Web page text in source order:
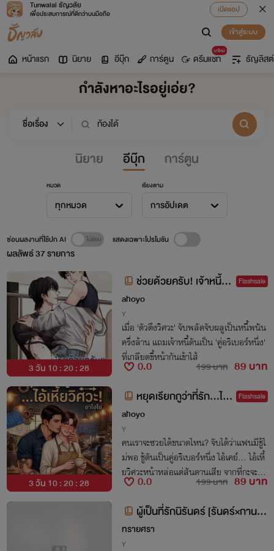
Tunwalai ธัญวลัย
เพื่อประสบการณ์ที่ดีกว่าบนมือถือ
เปิดแอป
เข้าสู่ระบบ
หน้าแรก นิยาย อีบุ๊ก การ์ตูน
มาใหม่
ดรีมแชท ธัญลิสต์
กำลังหาอะไรอยู่เอ่ย?
นิยาย อีบุ๊ก การ์ตูน
หมวด
ทุกหมวด
เรียงตาม
การอัปเดต
ผลลัพธ์37รายการ
ซ่อนผลงานที่ใช้ปก AI แสดงเฉพาะโปรโมชัน
3 วัน 10 : 20 : 27
ช่วยด้วยครับ! เจ้าหนี้บัง
คับให้ผมมาเป็นแฟน | 18+
Flashsale
ahoyo
Y
เมื่อ 'ตัวตึงวิศวะ' จับพลัดจับผลูเป็นหนี้พนัน
ครึ่งล้าน แถมเจ้าหนี้ดันเป็น 'คู่อริเบอร์หนึ่ง'
ที่เกลียดขี้หน้ากันเข้าไส้
0.0 199 บาท 89 บาท
3 วัน 10 : 20 : 27
หยุดเรียกกูว่าที่รัก...ไอ้เ
หี้ยวิศวะ! (Mpreg) 18+
Flashsale
ahoyo
Y
คนเราจะซวยได้ขนาดไหน? จับได้ว่าแฟนมีชู้ไ
ม่พอ ชู้ดันเป็นคู่อริเบอร์หนึ่ง ไอ้เคย์... ไอ้เหี้
ยวิศวะหน้าหล่อแต่สันดานเสีย จากที่กะจะไป
แก้แค้นให้สาสม ไปๆ มาๆ ไหงผมถึงพลาด
ท้องกับมันซะงั้น!?
0.0 199 บาท 89 บาท
ผู้เป็นที่รักนิรันดร์ [รันดร์×กานต์]
(อ่านฟรีไม่ติดเหรียญ)
ทรายศรา
Y